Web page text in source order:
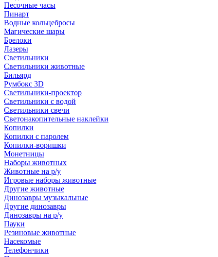
Песочные часы
Пинарт
Водные кольцебросы
Магические шары
Брелоки
Лазеры
Светильники
Светильники животные
Бильярд
Румбокс 3D
Светильники-проектор
Светильники с водой
Светильники свечи
Светонакопительные наклейки
Копилки
Копилки с паролем
Копилки-воришки
Монетницы
Наборы животных
Животные на р/у
Игровые наборы животные
Другие животные
Динозавры музыкальные
Другие динозавры
Динозавры на р/у
Пауки
Резиновые животные
Насекомые
Телефончики